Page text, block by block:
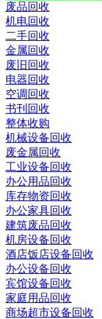
废品回收
机电回收
二手回收
金属回收
废旧回收
电器回收
空调回收
书刊回收
整体收购
机械设备回收
废金属回收
工业设备回收
办公用品回收
库存物资回收
办公家具回收
建筑废品回收
机房设备回收
酒店饭店设备回收
办公设备回收
宾馆设备回收
家庭用品回收
商场超市设备回收